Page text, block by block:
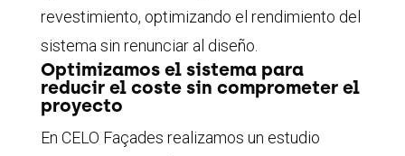
revestimiento, optimizando el rendimiento del
sistema sin renunciar al diseño.
Optimizamos el sistema para
reducir el coste sin comprometer el
proyecto
En CELO Façades realizamos un estudio